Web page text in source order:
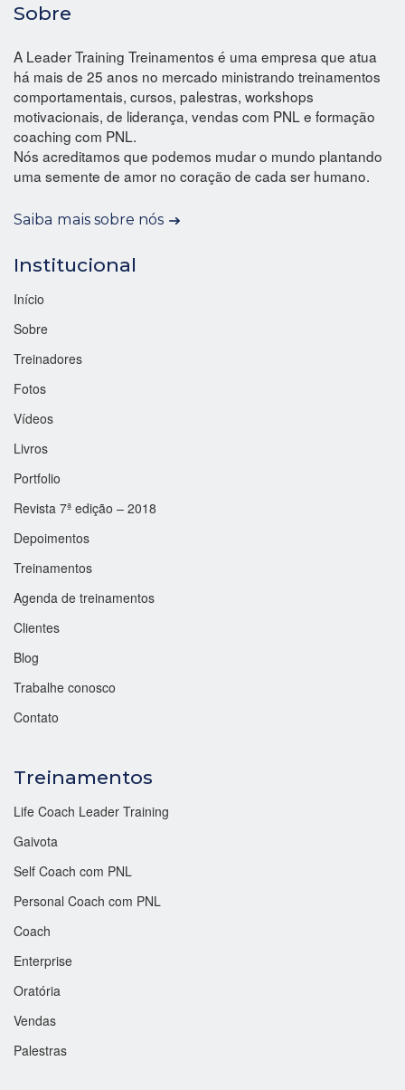
Sobre
A Leader Training Treinamentos é uma empresa que atua
há mais de 25 anos no mercado ministrando treinamentos
comportamentais, cursos, palestras, workshops
motivacionais, de liderança, vendas com PNL e formação
coaching com PNL.
Nós acreditamos que podemos mudar o mundo plantando
uma semente de amor no coração de cada ser humano.
Saiba mais sobre nós
Institucional
Início
Sobre
Treinadores
Fotos
Vídeos
Livros
Portfolio
Revista 7ª edição – 2018
Depoimentos
Treinamentos
Agenda de treinamentos
Clientes
Blog
Trabalhe conosco
Contato
Treinamentos
Life Coach Leader Training
Gaivota
Self Coach com PNL
Personal Coach com PNL
Coach
Enterprise
Oratória
Vendas
Palestras